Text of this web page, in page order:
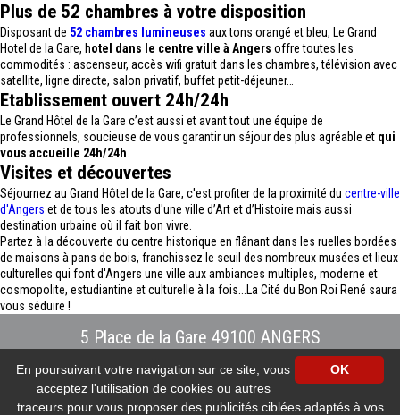
Plus de 52 chambres à votre disposition
Disposant de 52 chambres lumineuses aux tons orangé et bleu, Le Grand
Hotel de la Gare, hotel dans le centre ville à Angers offre toutes les
commodités : ascenseur, accès wifi gratuit dans les chambres, télévision avec
satellite, ligne directe, salon privatif, buffet petit-déjeuner…
Etablissement ouvert 24h/24h
Le Grand Hôtel de la Gare c’est aussi et avant tout une équipe de
professionnels, soucieuse de vous garantir un séjour des plus agréable et qui
vous accueille 24h/24h
Visites et découvertes
Séjournez au Grand Hôtel de la Gare, c'est profiter de la proximité du centre-ville
d'Angers et de tous les atouts d'une ville d’Art et d’Histoire mais aussi
destination urbaine où il fait bon vivre.
Partez à la découverte du centre historique en flânant dans les ruelles bordées
de maisons à pans de bois, franchissez le seuil des nombreux musées et lieux
culturelles qui font d'Angers une ville aux ambiances multiples, moderne et
cosmopolite, estudiantine et culturelle à la fois...La Cité du Bon Roi René saura
vous séduire !
5 Place de la Gare 49100 ANGERS
info@hotel-angers.fr
www.grandhoteldelagare-angers.com
Création et référencement Site internet E-comouest - ANGERS
Mentions légales-Plan du site- Galerie photos-Protection des données
OK
En poursuivant votre navigation sur ce site, vous
acceptez l'utilisation de cookies ou autres
traceurs pour vous proposer des publicités ciblées adaptés à vos